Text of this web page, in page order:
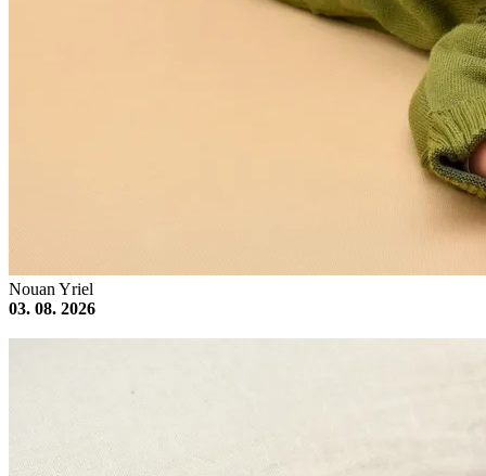
Nouan Yriel
03. 08. 2026